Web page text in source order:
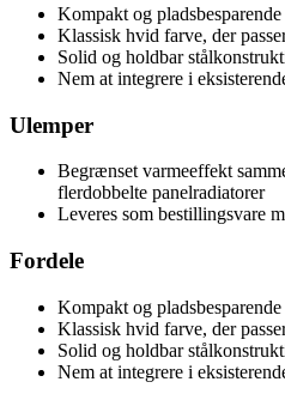
Kompakt og pladsbesparende
Klassisk hvid farve, der
Solid og holdbar
Nem at integrere i
Ulemper
Begrænset varmeeffekt
flerdobbelte panelradiatorer
Leveres som bestillingsvare
Fordele
Kompakt og pladsbesparende
Klassisk hvid farve, der
Solid og holdbar
Nem at integrere i